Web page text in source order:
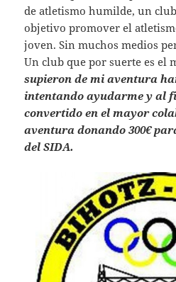
de atletismo humilde, un
objetivo promover el
joven. Sin muchos medios
Un club que por suerte es el
supieron de mi aventura
intentando ayudarme y al
convertido en el mayor
aventura donando 300€
del SIDA.